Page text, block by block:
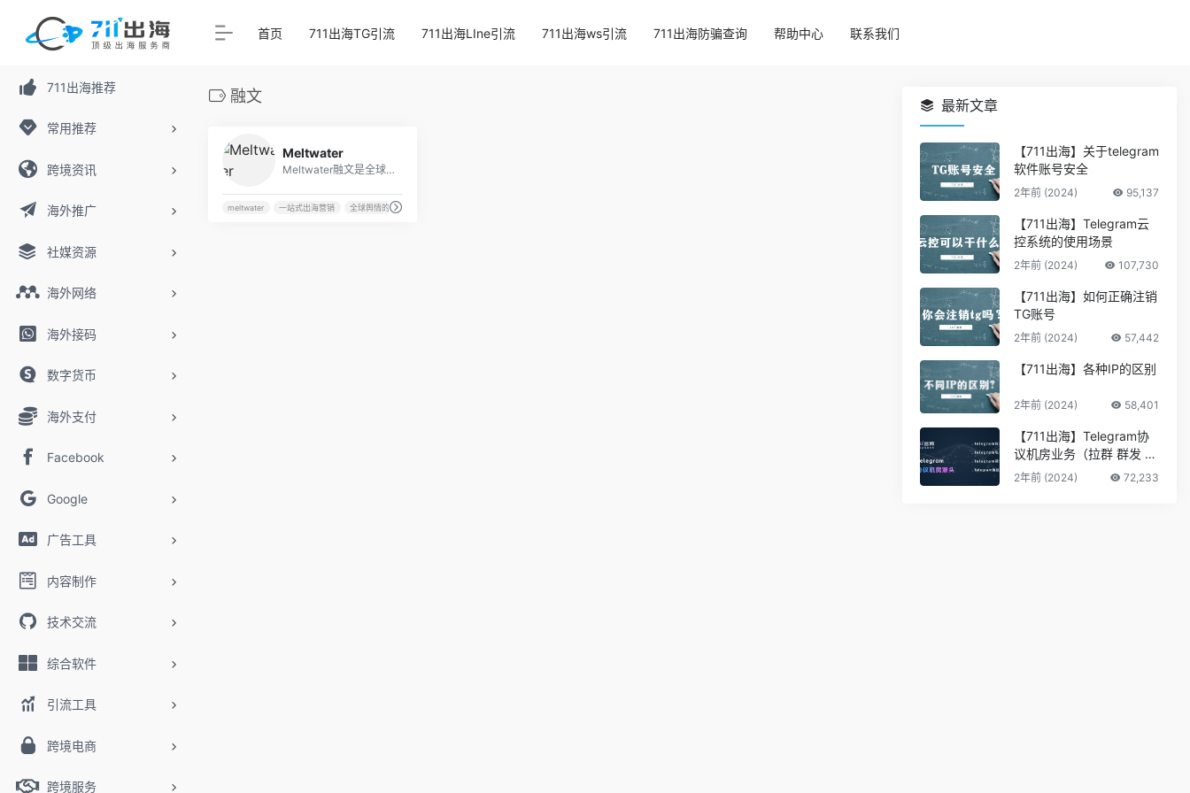
711出海推荐
常用推荐
跨境资讯
海外推广
社媒资源
海外网络
海外接码
数字货币
海外支付
Facebook
Google
广告工具
内容制作
技术交流
综合软件
引流工具
跨境电商
跨境服务
首页 711出海TG引流 711出海LIne引流 711出海ws引流 711出海防骗查询 帮助中心 联系我们
融文
Meltwater
Meltwater融文是全球领先的舆情监测公司和媒体智能系统提供商,20年服务经验,业务包含实时舆情监控系统、舆情分析、海外传播、出海营销、海外红人营销等。提供国内外一站式舆情监测与商情洞察服务。
meltwater 一站式出海营销 全球舆情的公司
最新文章
【711出海】关于telegram
软件账号安全
2年前 (2024) 95,137
【711出海】Telegram云
控系统的使用场景
2年前 (2024) 107,730
【711出海】如何正确注销
TG账号
2年前 (2024) 57,442
【711出海】各种IP的区别
2年前 (2024) 58,401
【711出海】Telegram协
议机房业务（拉群 群发 私
信 采集 筛料）
2年前 (2024) 72,233